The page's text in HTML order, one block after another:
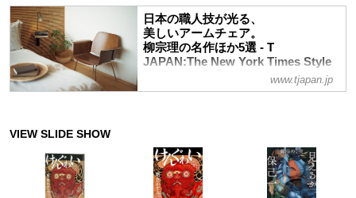
未読でも、あらすじは知っている人が多い
であろうあの名作の、裏側ならぬ「舞台
袖」を記した吉田篤弘の著書。月をテーマ
にしたアンソロジーとして人気を集める
「12か月の本」の第12巻。書評家・石井
千湖がすすめる今月の2冊で、本を読む楽
日本の職人技が光る、
美しいアームチェア。
柳宗理の名作ほか5選 - T
JAPAN:The New York Times Style
したアームチェアの名品を厳選
www.tjapan.jp